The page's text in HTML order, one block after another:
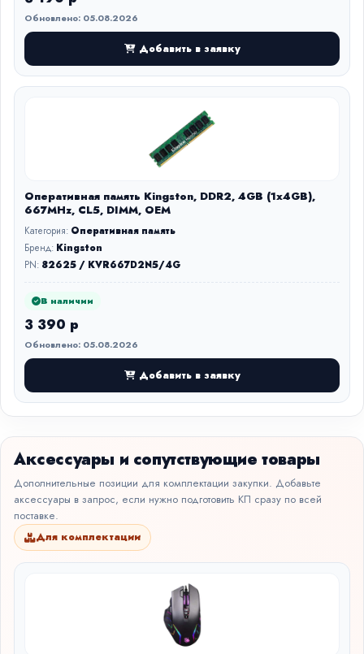
Обновлено: 05.08.2026
Добавить в заявку
Оперативная память Kingston, DDR2, 4GB (1x4GB),
667MHz, CL5, DIMM, OEM
Категория: Оперативная память
Бренд: Kingston
PN: 82625 / KVR667D2N5/4G
В наличии
3 390 р
Обновлено: 05.08.2026
Добавить в заявку
Аксессуары и сопутствующие товары
Дополнительные позиции для комплектации закупки. Добавьте
аксессуары в запрос, если нужно подготовить КП сразу по всей
поставке.
Для комплектации